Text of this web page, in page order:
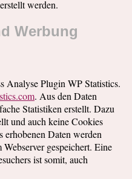
werden.
Werbung
Analyse Plugin WP Statistics.
. Aus den Daten
Statistiken erstellt. Dazu
und auch keine Cookies
erhobenen Daten werden
gespeichert. Eine
ist somit, auch